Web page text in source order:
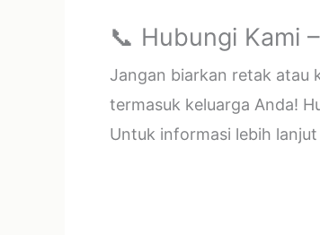
📞 Hubungi Kami
Jangan biarkan retak atau
termasuk keluarga Anda!
Untuk informasi lebih